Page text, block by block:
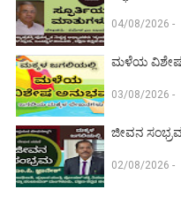
04/08/2026 -
ಮಳೆಯ ವಿಶೇಷ
03/08/2026 -
ಜೀವನ
02/08/2026 -